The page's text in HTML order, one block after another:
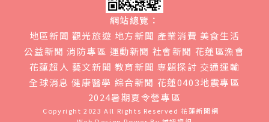
網站總覽：
地區新聞 觀光旅遊 地方新聞 產業消費 美食生活
公益新聞 消防專區 運動新聞 社會新聞 花蓮區漁會
花蓮超人 藝文新聞 教育新聞 專題探討 交通運輸
全球消息 健康醫學 綜合新聞 花蓮0403地震專區
2024暑期夏令營專區
Copyright 2023 All Rights Reserved花蓮新聞網